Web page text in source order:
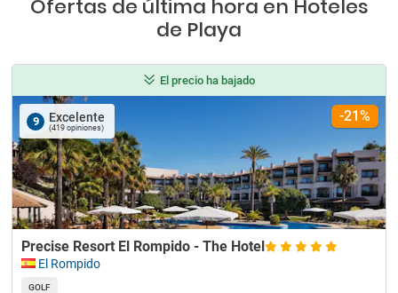
Ofertas de última hora en Hoteles
de Playa
El precio ha bajado
9 Excelente
(419 opiniones)
Precise Resort El Rompido - The Hotel
El Rompido
GOLF
-21%